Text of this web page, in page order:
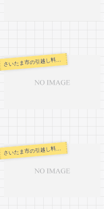
さいたま市の引越し料金・代金相場・見積り情報
さいたま市の引越し料金・代金相場・見積り情報